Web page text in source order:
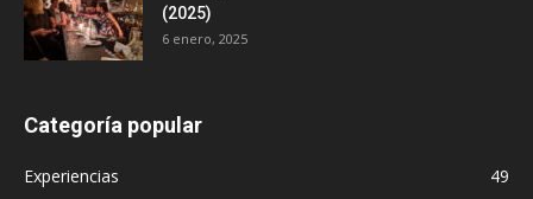
(2025)
6 enero, 2025
Categoría popular
Experiencias
49